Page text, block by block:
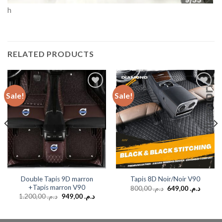
h
RELATED PRODUCTS
Sale!
Add to
wishlist
Double Tapis 9D marron
+Tapis marron V90
د.م.1.200,00 د.م.949,00
Sale!
Add to
wishlist
Tapis 8D Noir/Noir V90
د.م.800,00 د.م.649,00